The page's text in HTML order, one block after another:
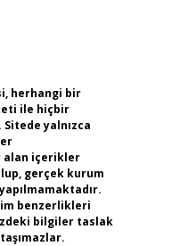
herhangi bir
ile hiçbir
yalnızca
alan içerikler
gerçek kurum
benzerlikleri
bilgiler taslak